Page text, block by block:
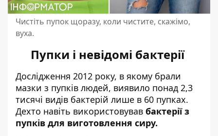
Чистіть пупок щоразу, коли чистите, скажімо,
вуха.
Пупки і невідомі бактерії
Дослідження 2012 року, в якому брали
мазки з пупків людей, виявило понад 2,3
тисячі видів бактерій лише в 60 пупках.
Дехто навіть використовував бактерії з
пупків для виготовлення сиру.